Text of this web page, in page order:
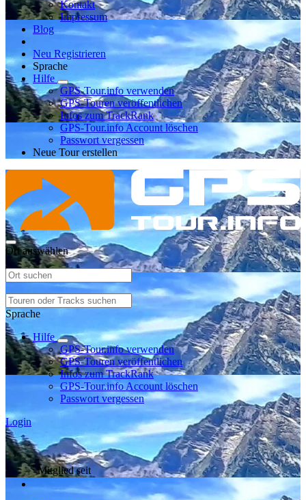
Kontakt
Impressum
Blog
Neu Registrieren
Sprache
Hilfe
GPS-Tour.info verwenden
GPS-Touren veröffentlichen
Infos zum TrackRank
GPS-Tour.info Account löschen
Passwort vergessen
Neue Tour erstellen
Ort auswählen
Sprache
Hilfe
GPS-Tour.info verwenden
GPS-Touren veröffentlichen
Infos zum TrackRank
GPS-Tour.info Account löschen
Passwort vergessen
Login
Mitglied seit